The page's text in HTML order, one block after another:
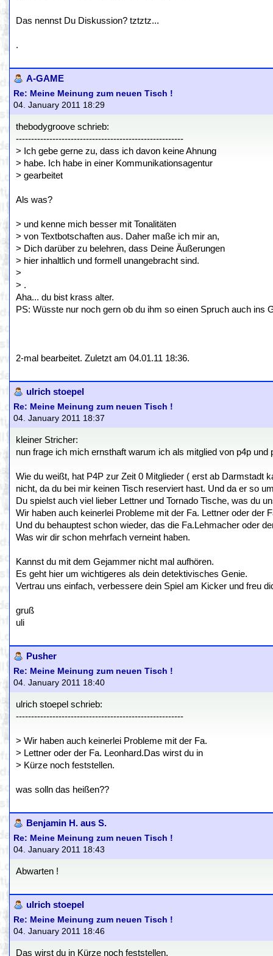
Das nennst Du Diskussion? tztztz...
.
A-GAME
Re: Meine Meinung zum neuen Tisch !
04. January 2011 18:29
thebodygroove schrieb:
-------------------------------------------------------
> Ich gebe gerne zu, dass ich davon keine Ahnung
> habe. Ich habe in einer Kommunikationsagentur
> gearbeitet
Als was?
> und kenne mich besser mit Tonalitäten
> von Textbotschaften aus. Daher maße ich mir an,
> Dich darüber zu belehren, dass Deine Äußerungen
> hier inhaltlich und formell unangebracht sind.
>
> .
Aha... du bist krass alter.
PS: Wüsste nur noch gern ob du ihm so einen Spruch auch ins
2-mal bearbeitet. Zuletzt am 04.01.11 18:36.
ulrich stoepel
Re: Meine Meinung zum neuen Tisch !
04. January 2011 18:37
kleiner Stricher:
nun frage ich mich ernsthaft warum ich als mitglied von p4p
Wie du weißt, hat P4P zur Zeit 0 Mitglieder ( erst ab Darmstadt
nicht, da du bei mir keinen Tisch reserviert hast. Und da er so
Du spielst auch viel lieber Lettner und Tornado Tische, was du
Wir haben auch keinerlei Probleme mit der Fa. Lettner oder der
Und du behauptest schon wieder, das die Fa.Lehmacher oder
Was wir dir schon mehrfach verneint haben.
Kannst du mit dem Gejammer nicht mal aufhören.
Es geht hier um wichtigeres als dein detektivisches Genie.
Vertrau uns einfach, verbessere dein Spiel am Kicker und freu
gruß
uli
Pusher
Re: Meine Meinung zum neuen Tisch !
04. January 2011 18:40
ulrich stoepel schrieb:
-------------------------------------------------------
> Wir haben auch keinerlei Probleme mit der Fa.
> Lettner oder der Fa. Leonhard.Das wirst du in
> Kürze noch feststellen.
was solln das heißen??
Benjamin H. aus S.
Re: Meine Meinung zum neuen Tisch !
04. January 2011 18:43
Abwarten !
ulrich stoepel
Re: Meine Meinung zum neuen Tisch !
04. January 2011 18:46
Das wirst du in Kürze noch feststellen.